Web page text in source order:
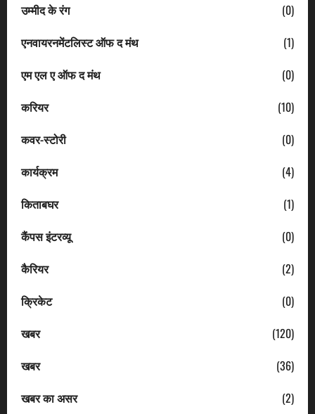
उम्मीद के रंग
(0)
एनवायरनमेंटलिस्ट ऑफ द मंथ
(1)
एम एल ए ऑफ द मंथ
(0)
करियर
(10)
कवर-स्टोरी
(0)
कार्यक्रम
(4)
किताबघर
(1)
कैंपस इंटरव्यू
(0)
कैरियर
(2)
क्रिकेट
(0)
खबर
(120)
खबर
(36)
खबर का असर
(2)